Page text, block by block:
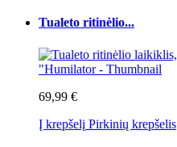
Tualeto ritinėlio...
69,99 €
Į krepšelį Pirkinių krepšelis